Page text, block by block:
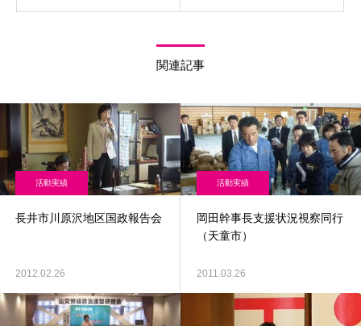
関連記事
活動実績
長井市川原沢地区国政報告会
2012.02.26
活動実績
岡田幹事長支援状況視察同行
（天童市）
2011.03.26